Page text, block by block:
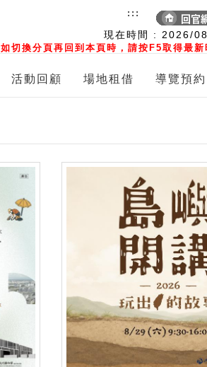
現在時間 : 2026/
如切換分頁再回到本頁時，請按F5取得最新
:::
活動回顧 場地租借 導覽預約